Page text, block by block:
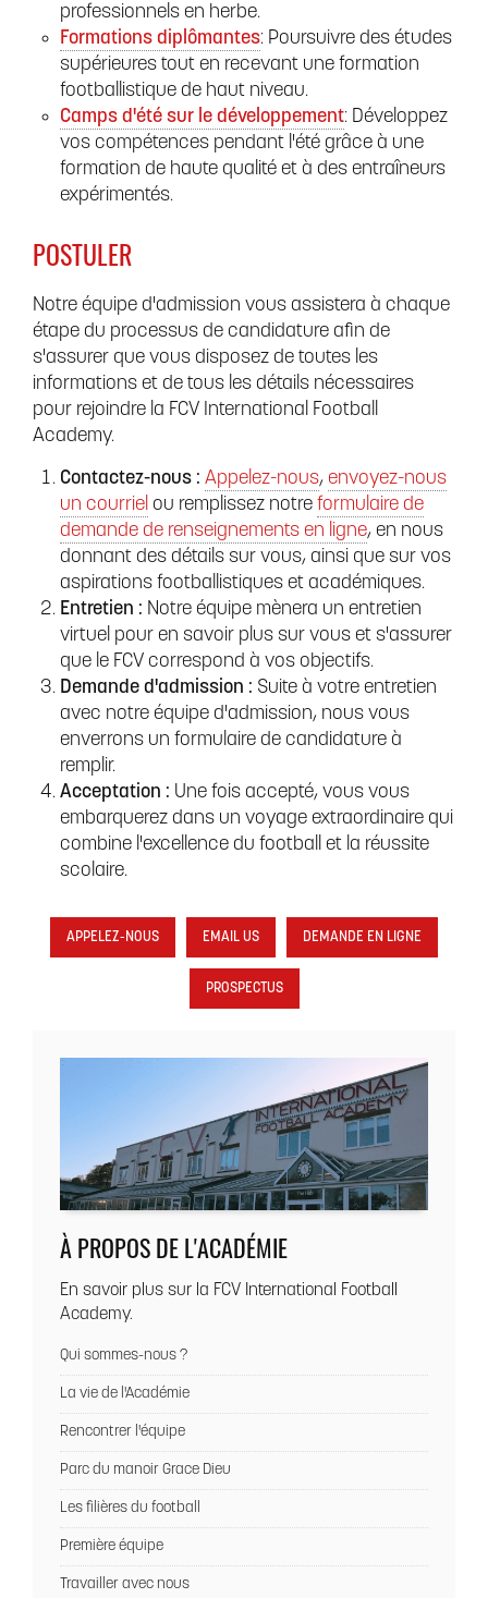
professionnels en herbe.
Formations diplômantes: Poursuivre des études
supérieures tout en recevant une formation
footballistique de haut niveau.
Camps d'été sur le développement: Développez
vos compétences pendant l'été grâce à une
formation de haute qualité et à des entraîneurs
expérimentés.
POSTULER
Notre équipe d'admission vous assistera à chaque
étape du processus de candidature afin de
s'assurer que vous disposez de toutes les
informations et de tous les détails nécessaires
pour rejoindre la FCV International Football
Academy.
Contactez-nous : Appelez-nous, envoyez-nous
un courriel ou remplissez notre formulaire de
demande de renseignements en ligne, en nous
donnant des détails sur vous, ainsi que sur vos
aspirations footballistiques et académiques.
Entretien : Notre équipe mènera un entretien
virtuel pour en savoir plus sur vous et s'assurer
que le FCV correspond à vos objectifs.
Demande d'admission : Suite à votre entretien
avec notre équipe d'admission, nous vous
enverrons un formulaire de candidature à
remplir.
Acceptation : Une fois accepté, vous vous
embarquerez dans un voyage extraordinaire qui
combine l'excellence du football et la réussite
scolaire.
APPELEZ-NOUS EMAIL US DEMANDE EN LIGNE
PROSPECTUS
À PROPOS DE L'ACADÉMIE
En savoir plus sur la FCV International Football
Academy.
Qui sommes-nous ?
La vie de l'Académie
Rencontrer l'équipe
Parc du manoir Grace Dieu
Les filières du football
Première équipe
Travailler avec nous